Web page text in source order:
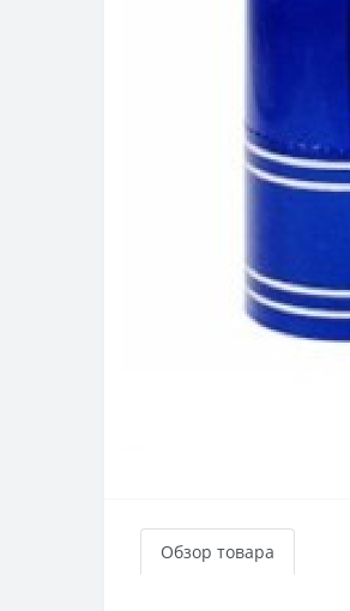
Обзор товара